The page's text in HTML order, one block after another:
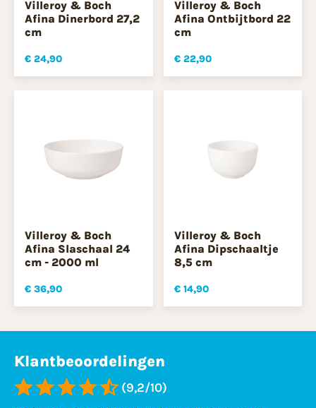
Villeroy & Boch
Afina Dinerbord 27,2
cm
€ 24,90
Villeroy & Boch
Afina Ontbijtbord 22
cm
€ 22,90
Villeroy & Boch
Afina Slaschaal 24
cm - 2000 ml
€ 36,90
Villeroy & Boch
Afina Dipschaaltje
8,5 cm
€ 14,90
Klantbeoordelingen
(9,2/10)